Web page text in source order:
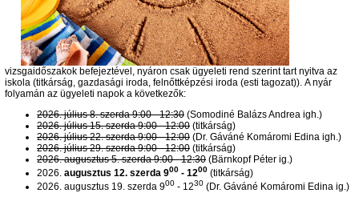
vizsgaidőszakok befejeztével, nyáron csak ügyeleti rend szerint tart nyitva az
iskola (titkárság, gazdasági iroda, felnőttképzési iroda (esti tagozat)). A nyár
folyamán az ügyeleti napok a következők:
2026. július 8. szerda 9:00 - 12:30 (Somodiné Balázs Andrea igh.)
2026. július 15. szerda 9:00 - 12:00 (titkárság)
2026. július 22. szerda 9:00 - 12:00 (Dr. Gáváné Komáromi Edina igh.)
2026. július 29. szerda 9:00 - 12:00 (titkárság)
2026. augusztus 5. szerda 9:00 - 12:30 (Bärnkopf Péter ig.)
2026. augusztus 12. szerda 900 - 1200 (titkárság)
2026. augusztus 19. szerda 900 - 1230 (Dr. Gáváné Komáromi Edina ig.)